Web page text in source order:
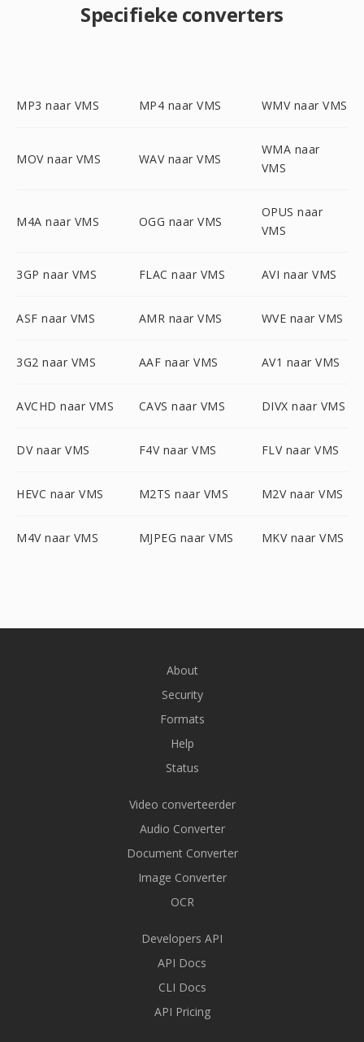
Specifieke converters
MP3 naar VMS MP4 naar VMS WMV naar VMS
MOV naar VMS WAV naar VMS
WMA naar
VMS
M4A naar VMS OGG naar VMS
OPUS naar
VMS
3GP naar VMS FLAC naar VMS AVI naar VMS
ASF naar VMS AMR naar VMS WVE naar VMS
3G2 naar VMS AAF naar VMS AV1 naar VMS
AVCHD naar VMS CAVS naar VMS DIVX naar VMS
DV naar VMS F4V naar VMS FLV naar VMS
HEVC naar VMS M2TS naar VMS M2V naar VMS
M4V naar VMS MJPEG naar VMS MKV naar VMS
About
Security
Formats
Help
Status
Video converteerder
Audio Converter
Document Converter
Image Converter
OCR
Developers API
API Docs
CLI Docs
API Pricing